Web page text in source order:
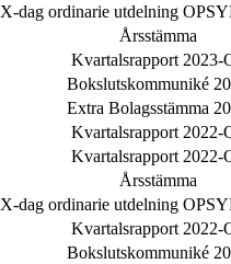
X-dag ordinarie utdelning
Årsstämma
Kvartalsrapport 2023-
Bokslutskommuniké
Extra Bolagsstämma
Kvartalsrapport 2022-
Kvartalsrapport 2022-
Årsstämma
X-dag ordinarie utdelning
Kvartalsrapport 2022-
Bokslutskommuniké